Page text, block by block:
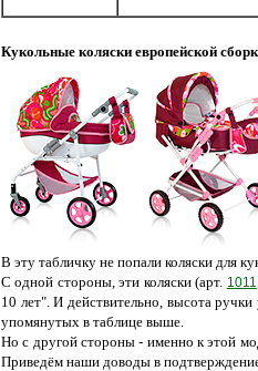
Кукольные коляски европейской
В эту табличку не попали коляски для
С одной стороны, эти коляски (арт. 1011
10 лет". И действительно, высота
упомянутых в таблице выше.
Но с другой стороны - именно к этой
Приведём наши доводы в